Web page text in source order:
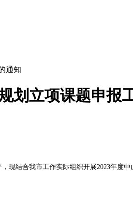
通知
划立项课题申报
现结合我市工作实际组织开展2023年度